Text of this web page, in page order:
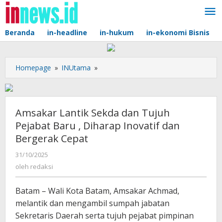
Lewati
konten
Beranda in-headline in-hukum in-ekonomi Bisnis
Homepage » INUtama »
Lantik
dan
Tujuh
Pejabat
Baru
Cepat
Amsakar Lantik Sekda dan Tujuh
Pejabat Baru , Diharap Inovatif dan
Bergerak Cepat
31/10/2025
redaksi
oleh redaksi
Batam – Wali Kota Batam, Amsakar Achmad,
melantik dan mengambil sumpah jabatan
Sekretaris Daerah serta tujuh pejabat pimpinan